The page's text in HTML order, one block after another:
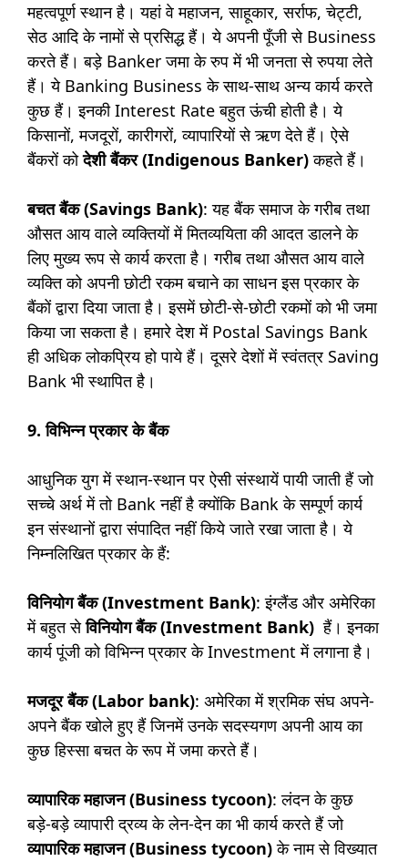
महत्वपूर्ण स्थान है। यहां वे महाजन, साहूकार, सर्राफ, चेट्टी,
सेठ आदि के नामों से प्रसिद्ध हैं। ये अपनी पूँजी से Business
करते हैं। बड़े Banker जमा के रुप में भी जनता से रुपया लेते
हैं। ये Banking Business के साथ-साथ अन्य कार्य करते
कुछ हैं। इनकी Interest Rate बहुत ऊंची होती है। ये
किसानों, मजदूरों, कारीगरों, व्यापारियों से ऋण देते हैं। ऐसे
बैंकरों कोदेशी बैंकर (Indigenous Banker)कहते हैं।
बचत बैंक (Savings Bank): यह बैंक समाज के गरीब तथा
औसत आय वाले व्यक्तियों में मितव्ययिता की आदत डालने के
लिए मुख्य रूप से कार्य करता है। गरीब तथा औसत आय वाले
व्यक्ति को अपनी छोटी रकम बचाने का साधन इस प्रकार के
बैंकों द्वारा दिया जाता है। इसमें छोटी-से-छोटी रकमों को भी जमा
किया जा सकता है। हमारे देश में Postal Savings Bank
ही अधिक लोकप्रिय हो पाये हैं। दूसरे देशों में स्वंतत्र Saving
Bank भी स्थापित है।
9. विभिन्न प्रकार के बैंक
आधुनिक युग में स्थान-स्थान पर ऐसी संस्थायें पायी जाती हैं जो
सच्चे अर्थ में तो Bank नहीं है क्योंकि Bank के सम्पूर्ण कार्य
इन संस्थानों द्वारा संपादित नहीं किये जाते रखा जाता है। ये
निम्नलिखित प्रकार के हैं:
विनियोग बैंक (Investment Bank): इंग्लैंड और अमेरिका
में बहुत सेविनियोग बैंक (Investment Bank) हैं। इनका
कार्य पूंजी को विभिन्न प्रकार के Investment में लगाना है।
मजदूर बैंक (Labor bank): अमेरिका में श्रमिक संघ अपने-
अपने बैंक खोले हुए हैं जिनमें उनके सदस्यगण अपनी आय का
कुछ हिस्सा बचत के रूप में जमा करते हैं।
व्यापारिक महाजन (Business tycoon): लंदन के कुछ
बड़े-बड़े व्यापारी द्रव्य के लेन-देन का भी कार्य करते हैं जो
व्यापारिक महाजन (Business tycoon)के नाम से विख्यात